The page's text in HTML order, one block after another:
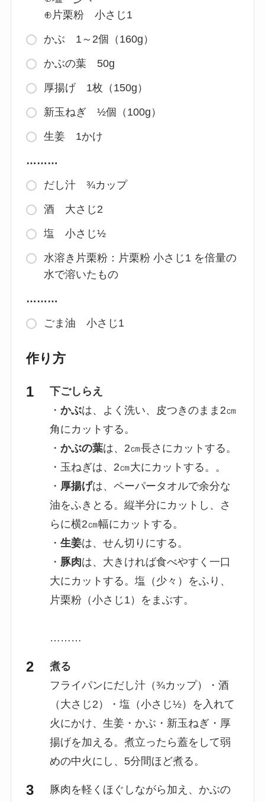
⊕片栗粉 小さじ1
かぶ 1～2個（160g）
かぶの葉 50g
厚揚げ 1枚（150g）
新玉ねぎ ½個（100g）
生姜 1かけ
………
だし汁 ¾カップ
酒 大さじ2
塩 小さじ½
水溶き片栗粉：片栗粉 小さじ1 を倍量の
水で溶いたもの
………
ごま油 小さじ1
作り方
下ごしらえ
・ かぶは、よく洗い、皮つきのまま2㎝
角にカットする。
・ かぶの葉は、2㎝長さにカットする。
・玉ねぎは、2㎝大にカットする。。
・ 厚揚げは、ペーパータオルで余分な
油をふきとる。縦半分にカットし、さ
らに横2㎝幅にカットする。
・ 生姜は、せん切りにする。
・ 豚肉は、大きければ食べやすく一口
大にカットする。塩（少々）をふり、
片栗粉（小さじ1）をまぶす。
………
煮る
フライパンにだし汁（¾カップ）・酒
（大さじ2）・塩（小さじ½）を入れて
火にかけ、生姜・かぶ・新玉ねぎ・厚
揚げを加える。煮立ったら蓋をして弱
めの中火にし、5分間ほど煮る。
豚肉を軽くほぐしながら加え、かぶの